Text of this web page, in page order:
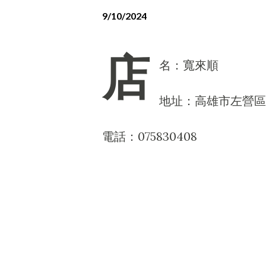
9/10/2024
店 名：寬來順
地址：高雄市左營
電話：075830408